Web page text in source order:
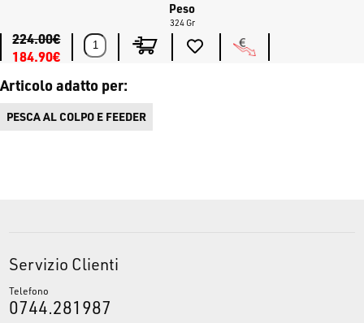
Peso
324 Gr
224.00€
184.90€
Articolo adatto per:
PESCA AL COLPO E FEEDER
Servizio Clienti
Telefono
0744.281987